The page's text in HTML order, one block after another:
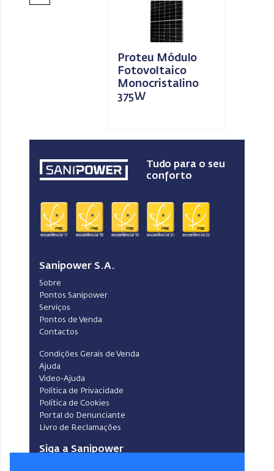
Proteu Módulo
Fotovoltaico
Monocristalino
375W
Tudo para o seu
conforto
Sanipower S.A.
Sobre
Pontos Sanipower
Serviços
Pontos de Venda
Contactos
Condições Gerais de Venda
Ajuda
Video-Ajuda
Política de Privacidade
Política de Cookies
Portal do Denunciante
Livro de Reclamações
Siga a Sanipower